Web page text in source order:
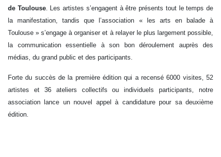
de Toulouse. Les artistes s’engagent à être présents tout le temps de
la manifestation, tandis que l’association « les arts en balade à
Toulouse » s’engage à organiser et à relayer le plus largement possible,
la communication essentielle à son bon déroulement auprès des
médias, du grand public et des participants.
Forte du succès de la première édition qui a recensé 6000 visites, 52
artistes et 36 ateliers collectifs ou individuels participants, notre
association lance un nouvel appel à candidature pour sa deuxième
édition.